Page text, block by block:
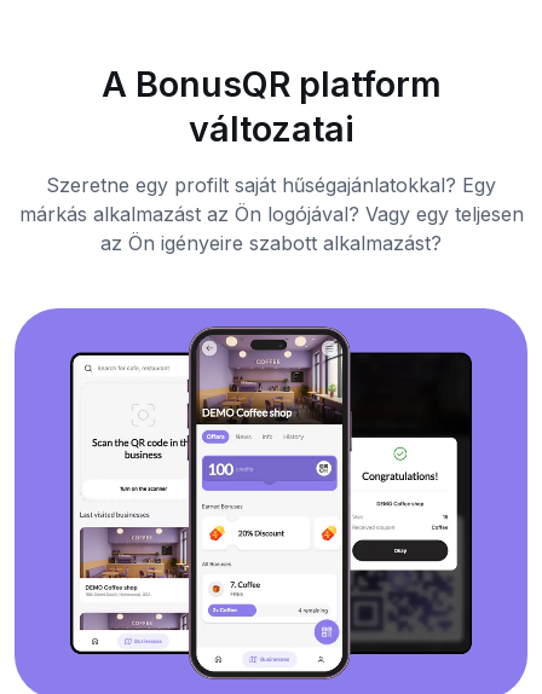
A BonusQR platform
változatai
Szeretne egy profilt saját hűségajánlatokkal? Egy
márkás alkalmazást az Ön logójával? Vagy egy teljesen
az Ön igényeire szabott alkalmazást?